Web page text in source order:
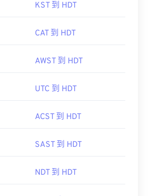
KST 到 HDT
CAT 到 HDT
AWST 到 HDT
UTC 到 HDT
ACST 到 HDT
SAST 到 HDT
NDT 到 HDT